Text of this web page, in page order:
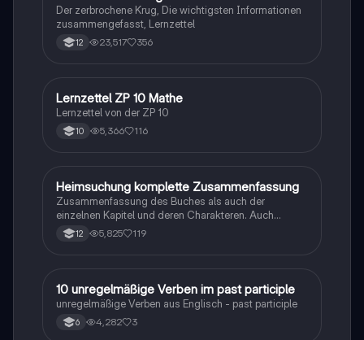
Der zerbrochene Krug, Die wichtigsten Informationen
zusammengefasst, Lernzettel
12 23,517 356
Mathe
Lernzettel ZP 10 Mathe
Lernzettel von der ZP 10
10 5,366 116
Deutsch
Heimsuchung komplette Zusammenfassung
Zusammenfassung des Buches als auch der
einzelnen Kapitel und deren Charakteren. Auch
tabellarisch. Im Unterricht ohne KI erstellt
12 5,825 119
1 Englisch
10 unregelmäßige Verben im past participle
unregelmäßige Verben aus Englisch - past participle
6 4,282 3